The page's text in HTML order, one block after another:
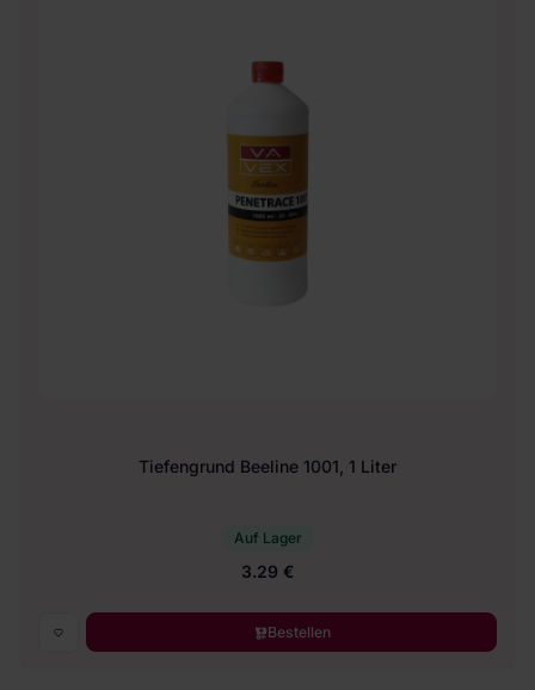
Tiefengrund Beeline 1001, 1 Liter
Auf Lager
3.29 €
Bestellen